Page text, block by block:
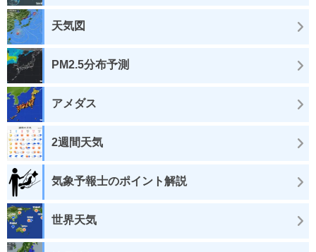
天気図
PM2.5分布予測
アメダス
2週間天気
気象予報士のポイント解説
世界天気